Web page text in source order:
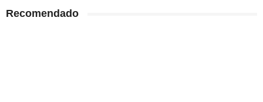
Recomendado